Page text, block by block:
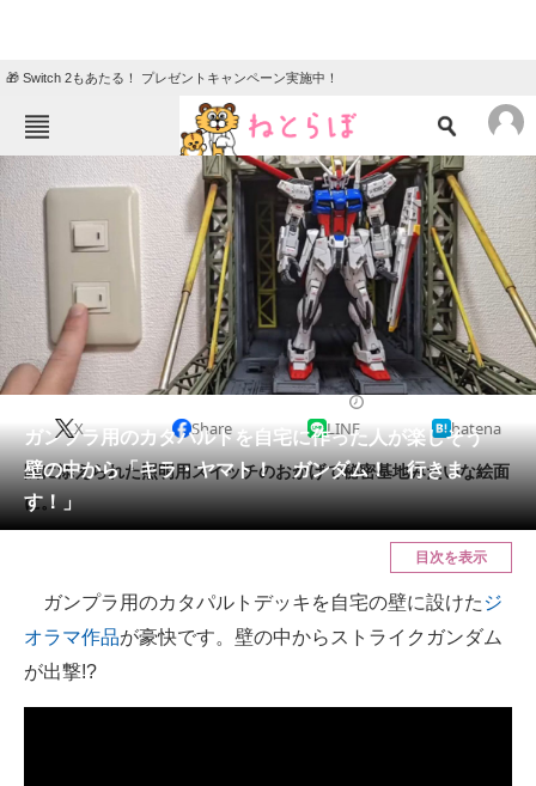
🎁 Switch 2もあたる！ プレゼントキャンペーン実施中！
ねとらぼメニュー
TOP ニュース
エンタメ クイズ
グルメ 地域
住まい 教育・育児
動物 リサーチ
会員記事
メディア
注目記事を集めた総合ページ
スマホと通信の最新トレンド
ガンプラ用のカタパルトを自宅に作った人が楽しそう
壁の中から「キラ・ヤマト！ ガンダム！ 行きま
す！」
X Share LINE hatena
隣に添えられた照明用スイッチのおかげで秘密基地みたいな絵面
に。
目次を表示
ガンプラ用のカタパルトデッキを自宅の壁に設けた ジ
オラマ作品が豪快です。壁の中からストライクガンダム
が出撃!?